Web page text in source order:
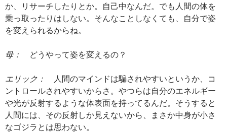
か、リサーチしたりとか。自己中なんだ。でも人間の体を
乗っ取ったりはしない。そんなことしなくても、自分で姿
を変えられるからね。
母： どうやって姿を変えるの？
エリック：
人間のマインドは騙されやすいというか、コ
ントロールされやすいからさ。やつらは自分のエネルギー
や光が反射するような体表面を持ってるんだ。そうすると
人間には、その反射しか見えないから、まさか中身が小さ
なゴジラとは思わない。